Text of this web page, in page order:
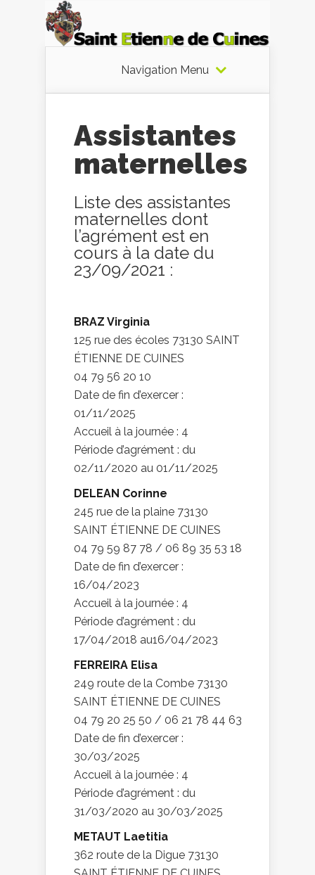
Navigation Menu
Assistantes
maternelles
Liste des assistantes
maternelles dont
l’agrément est en
cours à la date du
23/09/2021 :
BRAZ Virginia
125 rue des écoles 73130 SAINT
ÉTIENNE DE CUINES
04 79 56 20 10
Date de fin d’exercer :
01/11/2025
Accueil à la journée : 4
Période d’agrément : du
02/11/2020 au 01/11/2025
DELEAN Corinne
245 rue de la plaine 73130
SAINT ÉTIENNE DE CUINES
04 79 59 87 78 / 06 89 35 53 18
Date de fin d’exercer :
16/04/2023
Accueil à la journée : 4
Période d’agrément : du
17/04/2018 au16/04/2023
FERREIRA Elisa
249 route de la Combe 73130
SAINT ÉTIENNE DE CUINES
04 79 20 25 50 / 06 21 78 44 63
Date de fin d’exercer :
30/03/2025
Accueil à la journée : 4
Période d’agrément : du
31/03/2020 au 30/03/2025
METAUT Laetitia
362 route de la Digue 73130